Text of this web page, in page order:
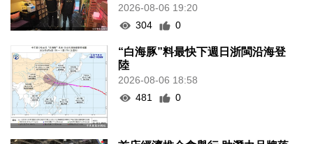
2026-08-06 19:20
304
0
“白海豚”料最快下週日浙閩沿海登
陸
2026-08-06 18:58
481
0